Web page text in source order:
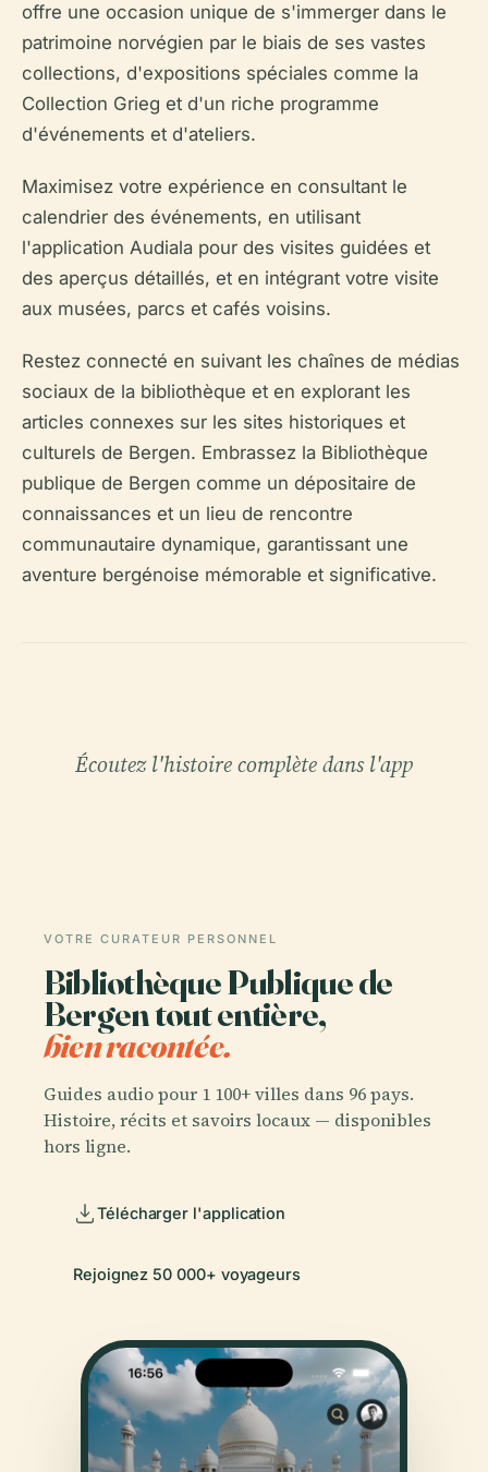
offre une occasion unique de s'immerger dans le
patrimoine norvégien par le biais de ses vastes
collections, d'expositions spéciales comme la
Collection Grieg et d'un riche programme
d'événements et d'ateliers.
Maximisez votre expérience en consultant le
calendrier des événements, en utilisant
l'application Audiala pour des visites guidées et
des aperçus détaillés, et en intégrant votre visite
aux musées, parcs et cafés voisins.
Restez connecté en suivant les chaînes de médias
sociaux de la bibliothèque et en explorant les
articles connexes sur les sites historiques et
culturels de Bergen. Embrassez la Bibliothèque
publique de Bergen comme un dépositaire de
connaissances et un lieu de rencontre
communautaire dynamique, garantissant une
aventure bergénoise mémorable et significative.
Écoutez l'histoire complète dans l'app
VOTRE CURATEUR PERSONNEL
Bibliothèque Publique de
Bergen tout entière,
bien racontée.
Guides audio pour 1 100+ villes dans 96 pays.
Histoire, récits et savoirs locaux — disponibles
hors ligne.
Télécharger l'application
Rejoignez 50 000+ voyageurs